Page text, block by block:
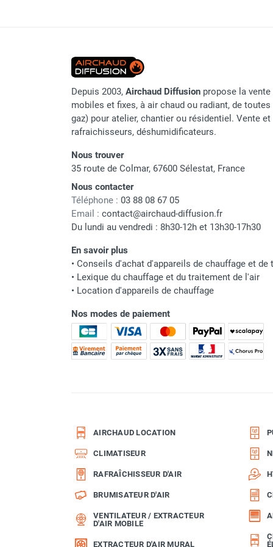
d'élevage
Chauffage FARM au fioul
Chauffage mobile au gaz rayonnant
Rideau d'air et rideau rayonnant
Rideau d'air chaud électrique
Rideau d'air chaud encastrable
Rideau d'air eau chaude
Rideau d'air chaud pour pompe à
chaleur
Rideau d'air pour portes tournantes
Rideau d'air ambiant
Rideau d'air froid
Rideau isolant thermique
Parasol chauffant et radiant
Parasol chauffant à gaz
Parasol chauffant et radiant sur
mât électrique
Chauffe terrasse aux pellets
Panneau rayonnant
Lustre infrarouge électrique
Réglette et cassette rayonnante
Chauffage tube radiant et radiant
Chauffage radiant tube suspendu
au gaz
Raccord gaz
Alimentation
Allumage et contrôle
Marque
Nom du modèle
Classement produit
Depuis 2003, Airchaud Diffusion propose la
mobiles et fixes, à air chaud ou radiant, de
gaz) pour atelier, chantier ou résidentiel. Vente
rafraichisseurs, déshumidificateurs.
Nous trouver
35 route de Colmar, 67600 Sélestat, France
Nous contacter
Téléphone : 03 88 08 67 05
Email : contact@airchaud-diffusion.fr
Du lundi au vendredi : 8h30-12h et 13h30-17h30
En savoir plus
• Conseils d'achat d'appareils de chauffage et de
• Lexique du chauffage et du traitement de l'air
• Location d'appareils de chauffage
Nos modes de paiement
AIRCHAUD LOCATION
CLIMATISEUR
RAFRAÎCHISSEUR D'AIR
BRUMISATEUR D'AIR
VENTILATEUR / EXTRACTEUR
D'AIR MOBILE
EXTRACTEUR D'AIR MURAL